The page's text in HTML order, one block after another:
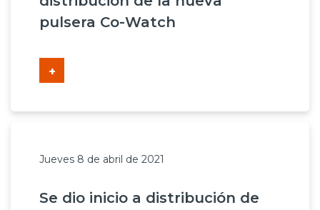
Innovación
Prensa
Canales de denuncia
Proveedores
pulsera Co-Watch
+
Jueves 8 de abril de 2021
Se dio inicio a distribución de